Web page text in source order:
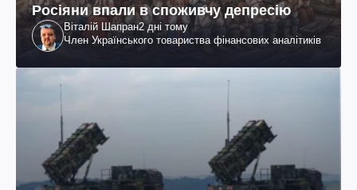
Росіяни впали в споживчу депресію
Віталій Шапран2 дні тому
Член Українського товариства фінансових аналітиків